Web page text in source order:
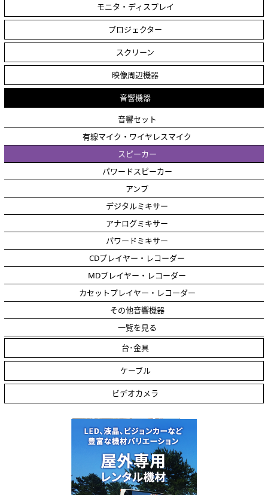
モニタ・ディスプレイ
プロジェクター
スクリーン
映像周辺機器
音響機器
音響セット
有線マイク・ワイヤレスマイク
スピーカー
パワードスピーカー
アンプ
デジタルミキサー
アナログミキサー
パワードミキサー
CDプレイヤー・レコーダー
MDプレイヤー・レコーダー
カセットプレイヤー・レコーダー
その他音響機器
一覧を見る
台･金具
ケーブル
ビデオカメラ